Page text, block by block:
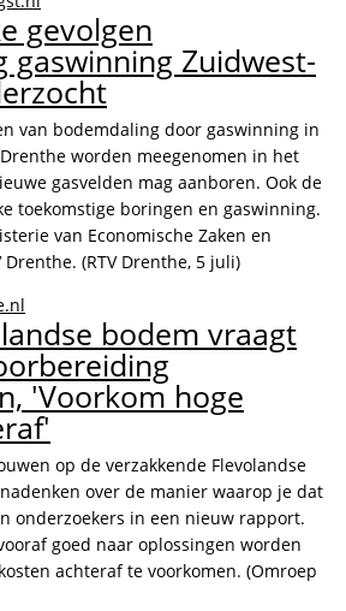
gevolgen
gaswinning Zuidwest-
van bodemdaling door gaswinning in
worden meegenomen in het
gasvelden mag aanboren. Ook de
toekomstige boringen en gaswinning.
van Economische Zaken en
Drenthe. (RTV Drenthe, 5 juli)
bodem vraagt
'Voorkom hoge
op de verzakkende Flevolandse
over de manier waarop je dat
onderzoekers in een nieuw rapport.
goed naar oplossingen worden
achteraf te voorkomen. (Omroep